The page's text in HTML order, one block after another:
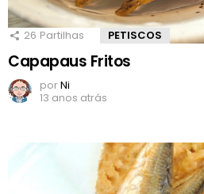
26 Partilhas PETISCOS
Capapaus Fritos
porNi
13 anos atrás